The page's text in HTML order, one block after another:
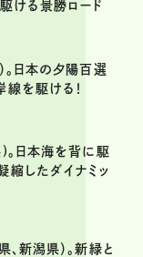
ける景勝ロード
。日本の夕陽百選
線を駆ける！
。日本海を背に駆
縮したダイナミッ
新潟県）。新緑と